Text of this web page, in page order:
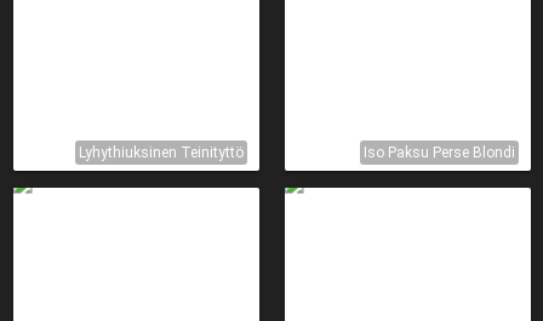
Lyhythiuksinen Teinityttö Iso Paksu Perse Blondi